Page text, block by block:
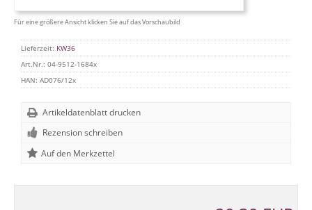
Für eine größere Ansicht klicken Sie auf das Vorschaubild
Lieferzeit: KW36
Art.Nr.: 04-9512-1684x
HAN: AD076/12x
Artikeldatenblatt drucken
Rezension schreiben